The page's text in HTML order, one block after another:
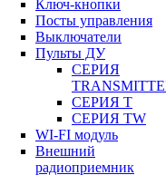
Ключ-кнопки
Посты управления
Выключатели
Пульты ДУ
СЕРИЯ
СЕРИЯ T
СЕРИЯ TW
WI-FI модуль
Внешний
радиоприемник